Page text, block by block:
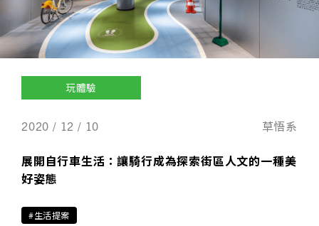
玩體驗
2020 / 12 / 10 草悟系
展開自行車生活：讓騎行成為探索街區人文的一種美
好姿態
#生活提案